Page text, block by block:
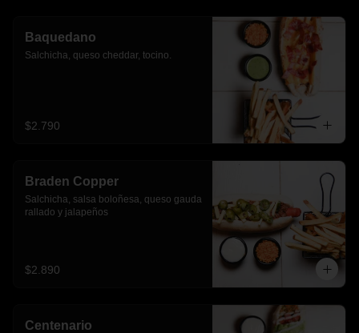
Baquedano
Salchicha, queso cheddar, tocino.
$2.790
Braden Copper
Salchicha, salsa boloñesa, queso gauda
rallado y jalapeños
$2.890
Centenario